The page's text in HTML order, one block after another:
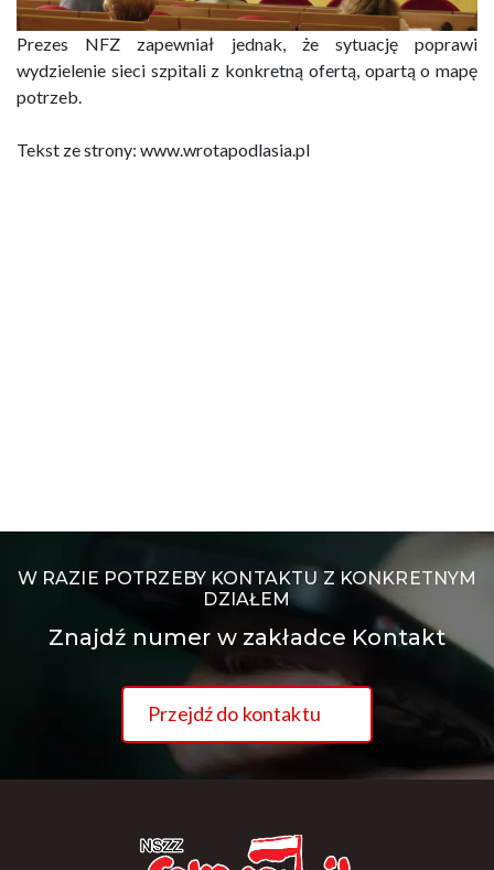
Prezes NFZ zapewniał jednak, że sytuację poprawi
wydzielenie sieci szpitali z konkretną ofertą, opartą o mapę
potrzeb.
Tekst ze strony: www.wrotapodlasia.pl
W RAZIE POTRZEBY KONTAKTU Z KONKRETNYM
DZIAŁEM
Znajdź numer w zakładce Kontakt
Przejdź do kontaktu